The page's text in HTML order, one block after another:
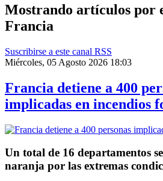
Mostrando artículos por
Francia
Suscribirse a este canal RSS
Miércoles, 05 Agosto 2026 18:03
Francia detiene a 400
implicadas en incendios
Un total de 16 departamentos
naranja por las extremas